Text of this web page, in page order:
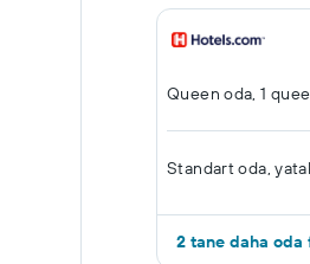
Queen oda, 1
Standart oda,
2 tane daha oda